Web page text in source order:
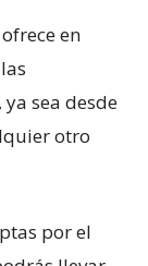
en
sea desde
otro
por el